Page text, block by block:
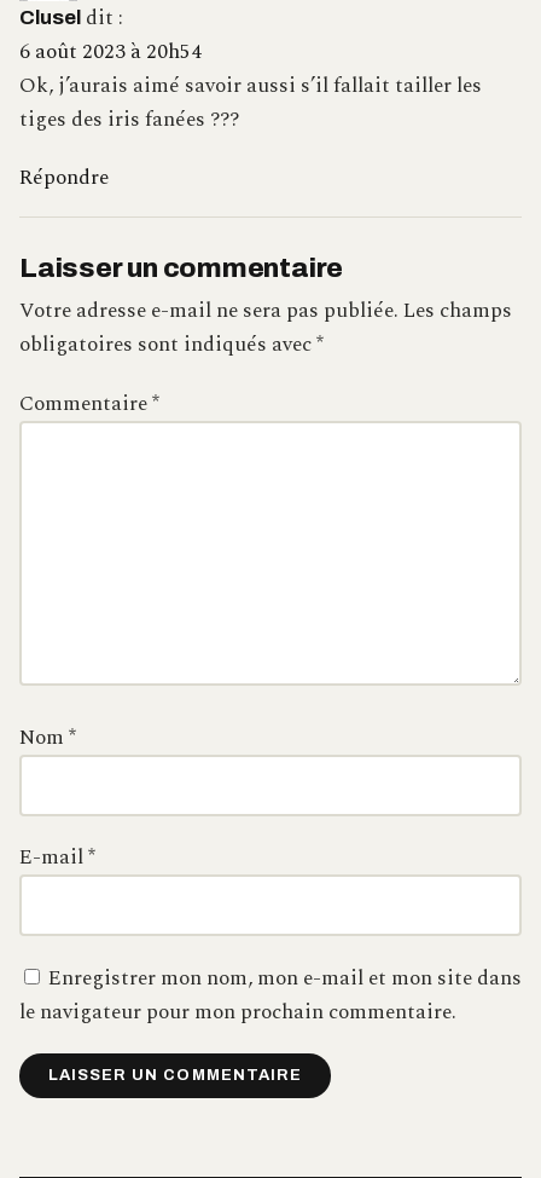
Clusel dit :
6 août 2023 à 20h54
Ok, j’aurais aimé savoir aussi s’il fallait tailler les
tiges des iris fanées ???
Répondre
Laisser un commentaire
Votre adresse e-mail ne sera pas publiée.Les champs
obligatoires sont indiqués avec*
Commentaire*
Nom*
E-mail*
Enregistrer mon nom, mon e-mail et mon site dans
le navigateur pour mon prochain commentaire.